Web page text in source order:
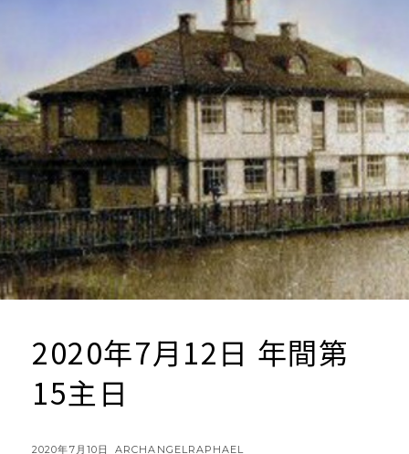
2020年7月12日 年間第
15主日
POSTED
2020年7月10日 BY
ARCHANGELRAPHAEL